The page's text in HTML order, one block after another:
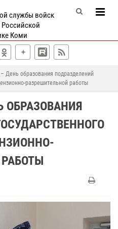
службы войск
Коми
День образования подразделений
разрешительной работы
ОБРАЗОВАНИЯ